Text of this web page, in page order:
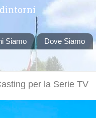
dintorni
Siamo Dove Siamo
per la Serie TV